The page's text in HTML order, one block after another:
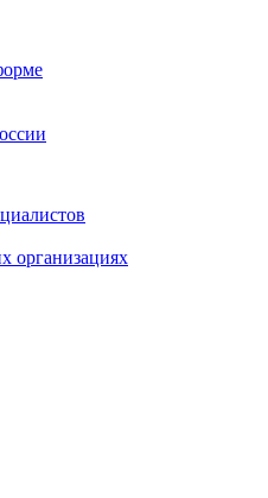
организациях